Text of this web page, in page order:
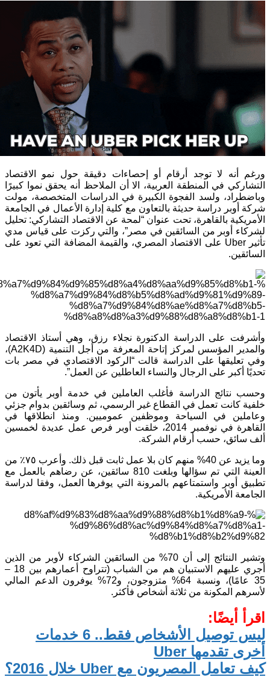
ورغم أنه لا توجد أرقام أو إحصاءات دقيقة حول نمو الاقتصاد
التشاركي في المنطقة العربية، الا أن الملاحظ أنه يحقق نموا كبيرًا
وباضطراد، ولسد الفجوة الكبيرة في الدراسات المتخصصة، مولت
شركة أوبر دراسة حديثة بالتعاون مع كلية إدارة الأعمال في الجامعة
الأمريكية بالقاهرة، تحت عنوان “لمحة عن الاقتصاد التشاركي: تحليل
لشركاء أوبر من السائقين في مصر”، والتي ركزت على قياس مدي
تأثير Uber على الاقتصاد المصري، والقيمة المضافة التي تعود على
السائقين.
وأشرفت على الدراسة الدكتورة نجلاء رزق، وهي أستاذ الاقتصاد
والمدير المؤسس لمركز إتاحة المعرفة من أجل التنمية (A2K4D)،
وفي تعليقها على الدراسة قالت “الركود الاقتصادي في مصر بات
تحديًا أكبر على الرجال والنساء العاطلين عن العمل”.
وحسب نتائج الدراسة فأغلب العاملين في خدمة أوبر يأتون من
خلفية كانت تعمل في القطاع غير الرسمي، ثم وسائقين بدوام جزئي
وعاملين في السياحة وموظفين عموميين. ومنذ انطلاقها في
القاهرة في نوفمبر 2014، خلقت أوبر فرص عمل عديدة لخمسين
ألف سائق، حسب أرقام الشركة.
وما يزيد عن 40% منهم كان بلا عمل ثابت قبل ذلك. وأعرب ٧٥٪ من
العينة التي تم سؤالها وبلغت 810 سائقين، عن رضاهم بالعمل مع
تطبيق أوبر واستمتاعهم بالمرونة التي يوفرها العمل، وفقا لدراسة
الجامعة الأمريكية.
وتشير النتائج إلى أن 70% من السائقين الشركاء لأوبر من الذين
أجري عليهم الاستبيان هم من الشباب (تتراوح أعمارهم بين 18 –
35 عامًا)، ونسبة 64% متزوجون، و72% يوفرون الدعم المالي
لأسرهم المكونة من ثلاثة أشخاص فأكثر.
اقرأ أيضًا:
ليس توصيل الأشخاص فقط.. 6 خدمات
أخرى تقدمها Uber
كيف تعامل المصريون مع Uber خلال 2016؟